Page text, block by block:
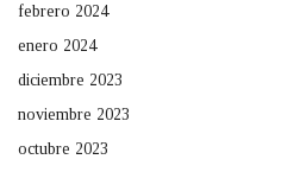
febrero 2024
enero 2024
diciembre 2023
noviembre 2023
octubre 2023